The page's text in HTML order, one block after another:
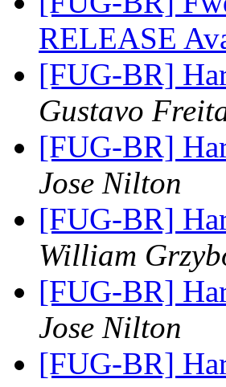
RELEASE
[FUG-BR]
Gustavo
[FUG-BR]
Jose Nilton
[FUG-BR]
William
[FUG-BR]
Jose Nilton
[FUG-BR]